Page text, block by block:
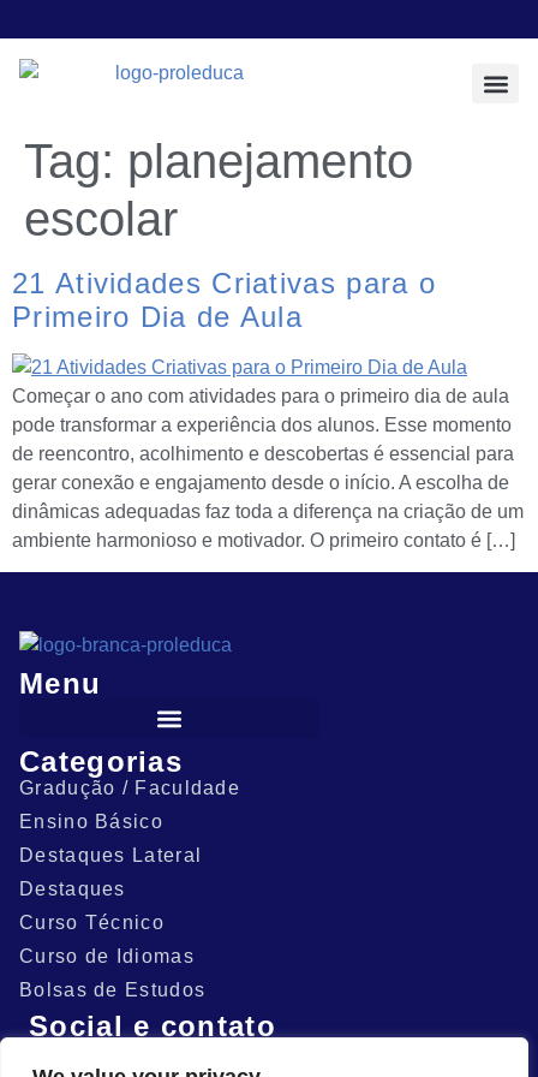
Tag: planejamento
escolar
21 Atividades Criativas para o
Primeiro Dia de Aula
Começar o ano com atividades para o primeiro dia de aula
pode transformar a experiência dos alunos. Esse momento
de reencontro, acolhimento e descobertas é essencial para
gerar conexão e engajamento desde o início. A escolha de
dinâmicas adequadas faz toda a diferença na criação de um
ambiente harmonioso e motivador. O primeiro contato é […]
Menu
Categorias
Gradução / Faculdade
Ensino Básico
Destaques Lateral
Destaques
Curso Técnico
Curso de Idiomas
Bolsas de Estudos
Social e contato